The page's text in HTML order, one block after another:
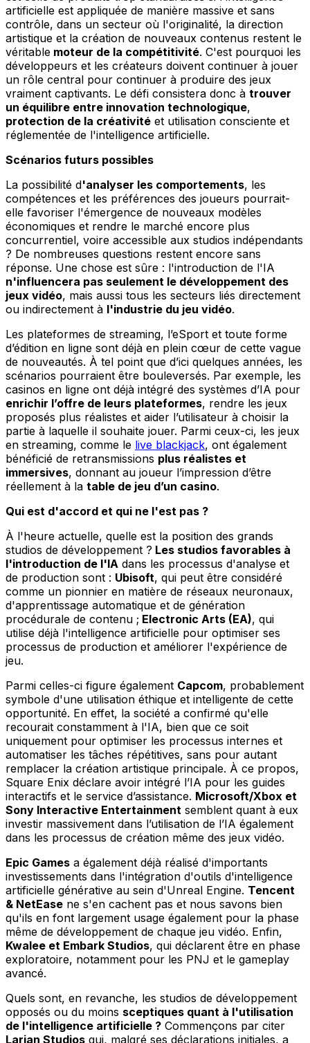
artificielle est appliquée de manière massive et sans
contrôle, dans un secteur où l'originalité, la direction
artistique et la création de nouveaux contenus restent le
véritable moteur de la compétitivité. C'est pourquoi les
développeurs et les créateurs doivent continuer à jouer
un rôle central pour continuer à produire des jeux
vraiment captivants. Le défi consistera donc à trouver
un équilibre entre innovation technologique,
protection de la créativité et utilisation consciente et
réglementée de l'intelligence artificielle.
Scénarios futurs possibles
La possibilité d'analyser les comportements, les
compétences et les préférences des joueurs pourrait-
elle favoriser l'émergence de nouveaux modèles
économiques et rendre le marché encore plus
concurrentiel, voire accessible aux studios indépendants
? De nombreuses questions restent encore sans
réponse. Une chose est sûre : l'introduction de l'IA
n'influencera pas seulement le développement des
jeux vidéo, mais aussi tous les secteurs liés directement
ou indirectement à l'industrie du jeu vidéo.
Les plateformes de streaming, l’eSport et toute forme
d’édition en ligne sont déjà en plein cœur de cette vague
de nouveautés. À tel point que d’ici quelques années, les
scénarios pourraient être bouleversés. Par exemple, les
casinos en ligne ont déjà intégré des systèmes d’IA pour
enrichir l’offre de leurs plateformes, rendre les jeux
proposés plus réalistes et aider l’utilisateur à choisir la
partie à laquelle il souhaite jouer. Parmi ceux-ci, les jeux
en streaming, comme le live blackjack, ont également
bénéficié de retransmissions plus réalistes et
immersives, donnant au joueur l’impression d’être
réellement à la table de jeu d’un casino.
Qui est d'accord et qui ne l'est pas ?
À l'heure actuelle, quelle est la position des grands
studios de développement ? Les studios favorables à
l'introduction de l'IA dans les processus d'analyse et
de production sont : Ubisoft, qui peut être considéré
comme un pionnier en matière de réseaux neuronaux,
d'apprentissage automatique et de génération
procédurale de contenu ; Electronic Arts (EA), qui
utilise déjà l'intelligence artificielle pour optimiser ses
processus de production et améliorer l'expérience de
jeu.
Parmi celles-ci figure également Capcom, probablement
symbole d'une utilisation éthique et intelligente de cette
opportunité. En effet, la société a confirmé qu'elle
recourait constamment à l'IA, bien que ce soit
uniquement pour optimiser les processus internes et
automatiser les tâches répétitives, sans pour autant
remplacer la création artistique principale. À ce propos,
Square Enix déclare avoir intégré l’IA pour les guides
interactifs et le service d’assistance. Microsoft/Xbox et
Sony Interactive Entertainment semblent quant à eux
investir massivement dans l’utilisation de l’IA également
dans les processus de création même des jeux vidéo.
Epic Games a également déjà réalisé d'importants
investissements dans l'intégration d'outils d'intelligence
artificielle générative au sein d'Unreal Engine. Tencent
& NetEase ne s'en cachent pas et nous savons bien
qu'ils en font largement usage également pour la phase
même de développement de chaque jeu vidéo. Enfin,
Kwalee et Embark Studios, qui déclarent être en phase
exploratoire, notamment pour les PNJ et le gameplay
avancé.
Quels sont, en revanche, les studios de développement
opposés ou du moins sceptiques quant à l'utilisation
de l'intelligence artificielle ? Commençons par citer
Larian Studios qui, malgré ses déclarations initiales, a